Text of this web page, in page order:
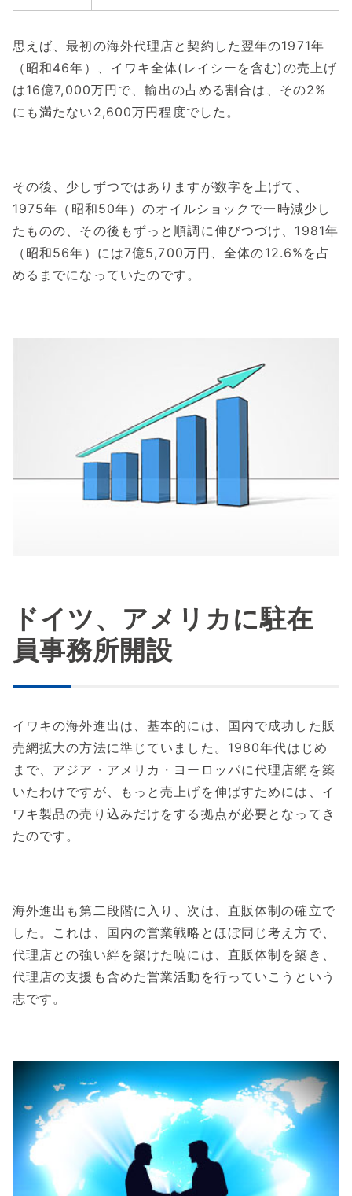
思えば、最初の海外代理店と契約した翌年の1971年
（昭和46年）、イワキ全体(レイシーを含む)の売上げ
は16億7,000万円で、輸出の占める割合は、その2%
にも満たない2,600万円程度でした。
その後、少しずつではありますが数字を上げて、
1975年（昭和50年）のオイルショックで一時減少し
たものの、その後もずっと順調に伸びつづけ、1981年
（昭和56年）には7億5,700万円、全体の12.6%を占
めるまでになっていたのです。
ドイツ、アメリカに駐在
員事務所開設
イワキの海外進出は、基本的には、国内で成功した販
売網拡大の方法に準じていました。1980年代はじめ
まで、アジア・アメリカ・ヨーロッパに代理店網を築
いたわけですが、もっと売上げを伸ばすためには、イ
ワキ製品の売り込みだけをする拠点が必要となってき
たのです。
海外進出も第二段階に入り、次は、直販体制の確立で
した。これは、国内の営業戦略とほぼ同じ考え方で、
代理店との強い絆を築けた暁には、直販体制を築き、
代理店の支援も含めた営業活動を行っていこうという
志です。